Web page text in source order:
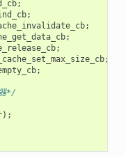
;
;
;
;
;
;
;
*/
);